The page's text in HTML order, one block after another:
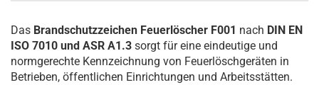
Das Brandschutzzeichen Feuerlöscher F001 nach DIN EN
ISO 7010 und ASR A1.3 sorgt für eine eindeutige und
normgerechte Kennzeichnung von Feuerlöschgeräten in
Betrieben, öffentlichen Einrichtungen und Arbeitsstätten.